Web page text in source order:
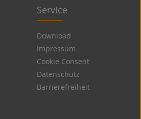
Service
Download
Impressum
Cookie Consent
Datenschutz
Barrierefreiheit